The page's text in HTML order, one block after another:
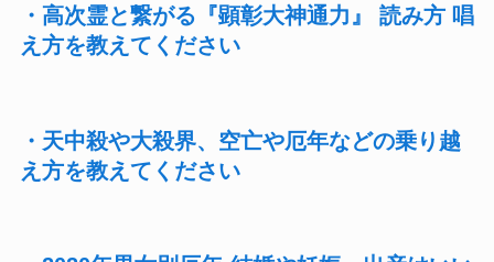
・高次霊と繋がる『顕彰大神通力』 読み方 唱
え方を教えてください
・天中殺や大殺界、空亡や厄年などの乗り越
え方を教えてください